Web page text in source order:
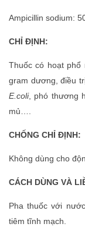
Ampicillin sodium:
CHỈ ĐỊNH:
Thuốc có hoạt phổ
gram dương, điều
E.coli, phó thương
mủ….
CHỐNG CHỈ ĐỊNH:
Không dùng cho
CÁCH DÙNG VÀ
Pha thuốc với
tiêm tĩnh mạch.